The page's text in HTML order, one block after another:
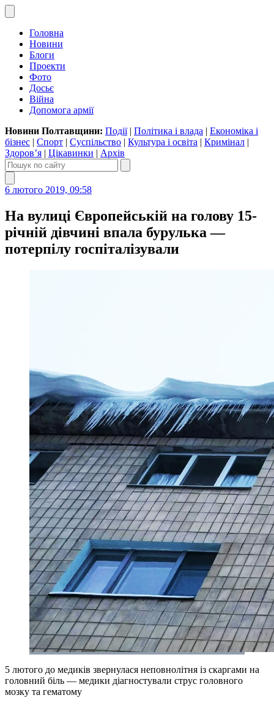
Головна
Новини
Блоги
Проекти
Фото
Досьє
Війна
Допомога армії
Новини Полтавщини: Події| Політика і влада | Економіка і
бізнес | Спорт | Суспільство | Культура і освіта | Кримінал |
Здоров’я | Цікавинки | Архів
6 лютого 2019, 09:58
На вулиці Європейській на голову 15-
річній дівчині впала бурулька —
потерпілу госпіталізували
5 лютого до медиків звернулася неповнолітня із скаргами на
головний біль — медики діагностували струс головного
мозку та гематому